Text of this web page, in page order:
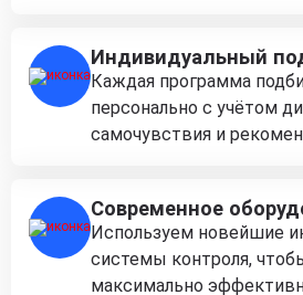
Индивидуальный
Каждая программа
персонально с учётом
самочувствия и
Современное
Используем новейшие
системы контроля,
максимально